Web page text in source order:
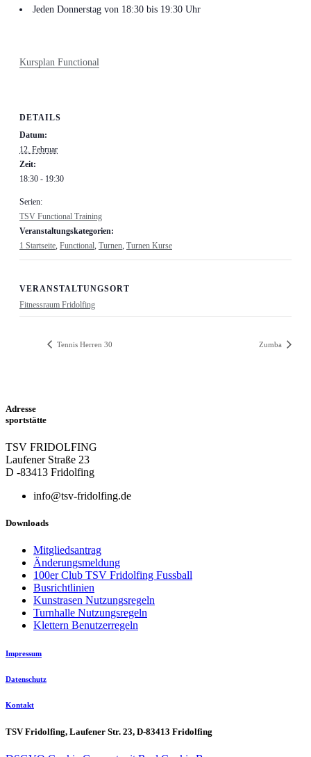
Jeden Donnerstag von 18:30 bis 19:30 Uhr
Kursplan Functional
DETAILS
Datum:
12. Februar
Zeit:
18:30 - 19:30
Serien:
TSV Functional Training
Veranstaltungskategorien:
1 Startseite, Functional, Turnen, Turnen Kurse
VERANSTALTUNGSORT
Fitnessraum Fridolfing
Tennis Herren 30 Zumba
Adresse
sportstätte
TSV FRIDOLFING
Laufener Straße 23
D -83413 Fridolfing
info@tsv-fridolfing.de
Downloads
Mitgliedsantrag
Änderungsmeldung
100er Club TSV Fridolfing Fussball
Busrichtlinien
Kunstrasen Nutzungsregeln
Turnhalle Nutzungsregeln
Klettern Benutzerregeln
Impressum
Datenschutz
Kontakt
TSV Fridolfing, Laufener Str. 23, D-83413 Fridolfing